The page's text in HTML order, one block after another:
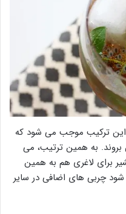
این ترکیب موجب می شود که
بروند. به همین ترتیب، می
برای لاغری هم به همین
چربی های اضافی در سایر